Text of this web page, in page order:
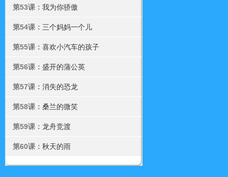
第53课： 我为你骄傲
第54课： 三个妈妈一个儿
第55课： 喜欢小汽车的孩子
第56课： 盛开的蒲公英
第57课： 消失的恐龙
第58课： 桑兰的微笑
第59课： 龙舟竞渡
第60课： 秋天的雨